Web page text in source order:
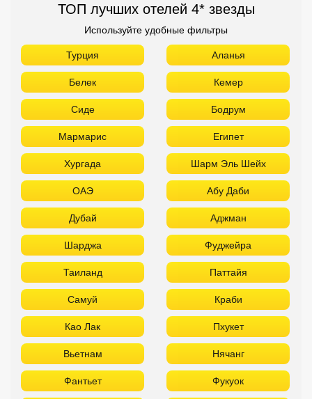
ТОП лучших отелей 4* звезды
Используйте удобные фильтры
Турция Аланья
Белек Кемер
Сиде Бодрум
Мармарис Египет
Хургада Шарм Эль Шейх
ОАЭ Абу Даби
Дубай Аджман
Шарджа Фуджейра
Таиланд Паттайя
Самуй Краби
Као Лак Пхукет
Вьетнам Нячанг
Фантьет Фукуок